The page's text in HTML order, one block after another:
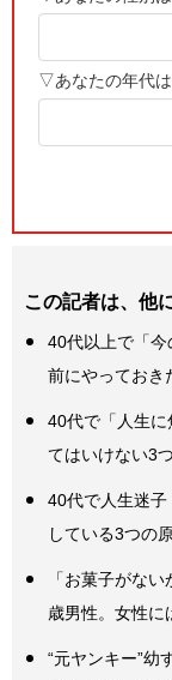
この記者は、他
40代以上で「
前にやっておき
40代で「人生に
てはいけない3
40代で人生迷子
している3つの
「お菓子がな
歳男性。女性に
“元ヤンキー”幼